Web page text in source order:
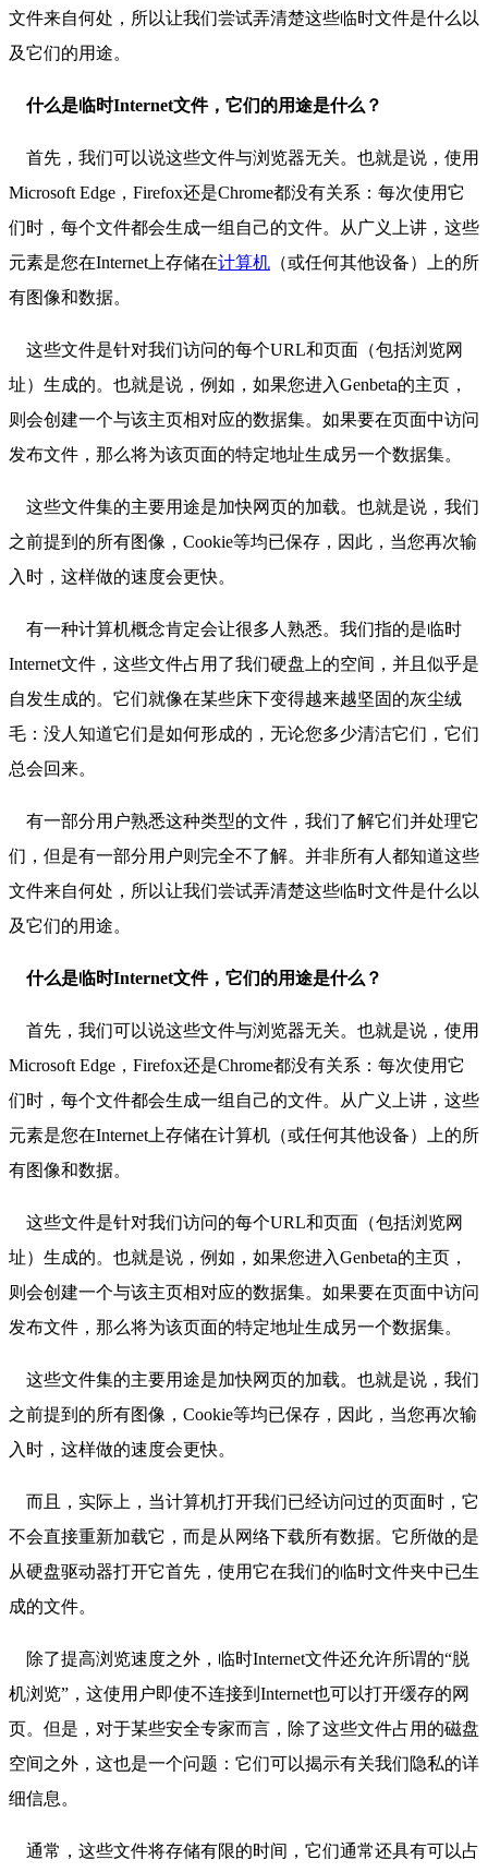
文件来自何处，所以让我们尝试弄清楚这些临时文件是什么以
及它们的用途。
什么是临时Internet文件，它们的用途是什么？
首先，我们可以说这些文件与浏览器无关。也就是说，使用
Microsoft Edge，Firefox还是Chrome都没有关系：每次使用它
们时，每个文件都会生成一组自己的文件。从广义上讲，这些
元素是您在Internet上存储在计算机 （或任何其他设备）上的所
有图像和数据。
这些文件是针对我们访问的每个URL和页面（包括浏览网
址）生成的。也就是说，例如，如果您进入Genbeta的主页，
则会创建一个与该主页相对应的数据集。如果要在页面中访问
发布文件，那么将为该页面的特定地址生成另一个数据集。
这些文件集的主要用途是加快网页的加载。也就是说，我们
之前提到的所有图像，Cookie等均已保存，因此，当您再次输
入时，这样做的速度会更快。
有一种计算机概念肯定会让很多人熟悉。我们指的是临时
Internet文件，这些文件占用了我们硬盘上的空间，并且似乎是
自发生成的。它们就像在某些床下变得越来越坚固的灰尘绒
毛：没人知道它们是如何形成的，无论您多少清洁它们，它们
总会回来。
有一部分用户熟悉这种类型的文件，我们了解它们并处理它
们，但是有一部分用户则完全不了解。并非所有人都知道这些
文件来自何处，所以让我们尝试弄清楚这些临时文件是什么以
及它们的用途。
什么是临时Internet文件，它们的用途是什么？
首先，我们可以说这些文件与浏览器无关。也就是说，使用
Microsoft Edge，Firefox还是Chrome都没有关系：每次使用它
们时，每个文件都会生成一组自己的文件。从广义上讲，这些
元素是您在Internet上存储在计算机（或任何其他设备）上的所
有图像和数据。
这些文件是针对我们访问的每个URL和页面（包括浏览网
址）生成的。也就是说，例如，如果您进入Genbeta的主页，
则会创建一个与该主页相对应的数据集。如果要在页面中访问
发布文件，那么将为该页面的特定地址生成另一个数据集。
这些文件集的主要用途是加快网页的加载。也就是说，我们
之前提到的所有图像，Cookie等均已保存，因此，当您再次输
入时，这样做的速度会更快。
而且，实际上，当计算机打开我们已经访问过的页面时，它
不会直接重新加载它，而是从网络下载所有数据。它所做的是
从硬盘驱动器打开它首先，使用它在我们的临时文件夹中已生
成的文件。
除了提高浏览速度之外，临时Internet文件还允许所谓的“脱
机浏览”，这使用户即使不连接到Internet也可以打开缓存的网
页。但是，对于某些安全专家而言，除了这些文件占用的磁盘
空间之外，这也是一个问题：它们可以揭示有关我们隐私的详
细信息。
通常，这些文件将存储有限的时间，它们通常还具有可以占